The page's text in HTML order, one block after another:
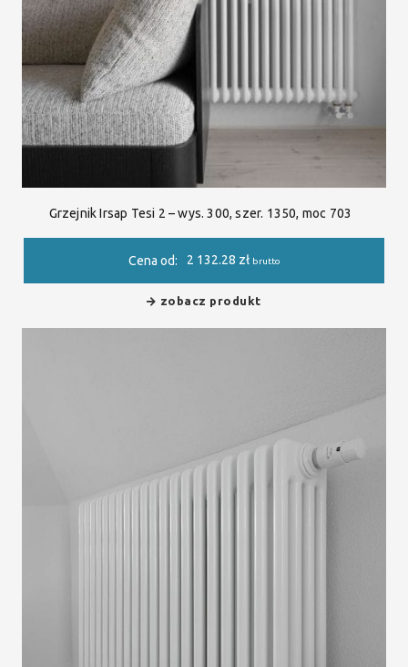
Grzejnik Irsap Tesi 2 – wys. 300, szer. 1350, moc 703
Cena od: 2 132.28 zł brutto
zobacz produkt